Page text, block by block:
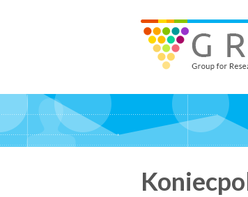
GRAPE - Group for Research in APplied